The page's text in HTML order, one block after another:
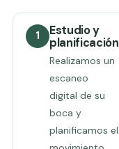
1
Estudio y
planificación
Realizamos un
escaneo
digital de su
boca y
planificamos el